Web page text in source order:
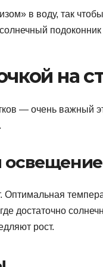
в воду, так
на
— очень важный
освещение
Оптимальная
достаточно
рост.